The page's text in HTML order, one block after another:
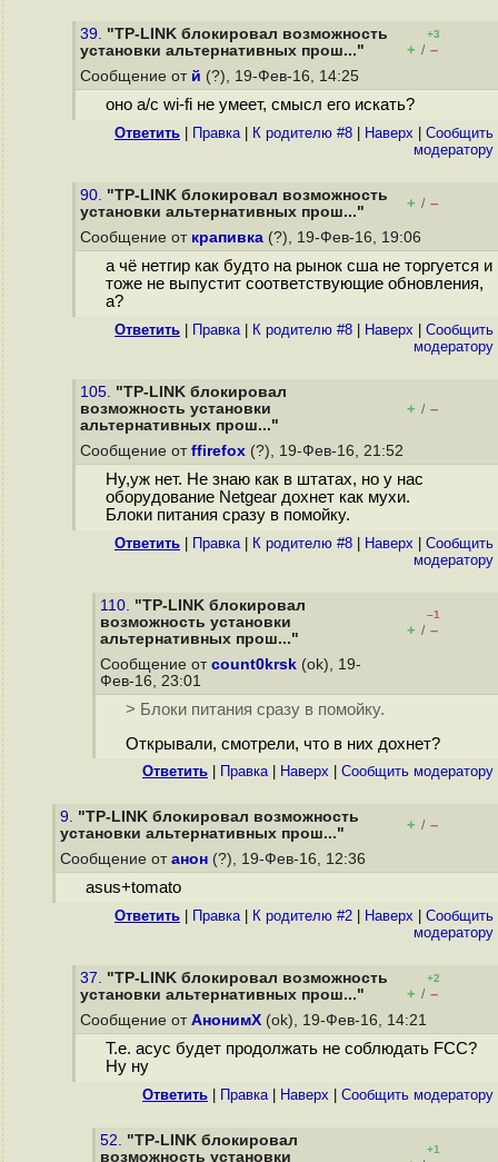
39. "TP-LINK блокировал возможность
установки альтернативных прош..."
+3
+ / –
Сообщение от й (?), 19-Фев-16, 14:25
оно a/c wi-fi не умеет, смысл его искать?
Ответить Правка| К родителю #8 Наверх
Cообщить
модератору
90. "TP-LINK блокировал возможность
установки альтернативных прош..."
+ / –
Сообщение от крапивка (?), 19-Фев-16, 19:06
а чё нетгир как будто на рынок сша не торгуется и
тоже не выпустит соответствующие обновления,
а?
Ответить Правка| К родителю #8 Наверх
Cообщить
модератору
105. "TP-LINK блокировал
возможность установки
альтернативных прош..."
+ / –
Сообщение от ffirefox (?), 19-Фев-16, 21:52
Ну,уж нет. Не знаю как в штатах, но у нас
оборудование Netgear дохнет как мухи.
Блоки питания сразу в помойку.
Ответить Правка| К родителю #8 Наверх
Cообщить
модератору
110. "TP-LINK блокировал
возможность установки
альтернативных прош..."
–1
+ / –
Сообщение от count0krsk (ok), 19-
Фев-16, 23:01
> Блоки питания сразу в помойку.
Открывали, смотрели, что в них дохнет?
Ответить Правка| Наверх Cообщить модератору
9. "TP-LINK блокировал возможность
установки альтернативных прош..."
+ / –
Сообщение от анон (?), 19-Фев-16, 12:36
asus+tomato
Ответить Правка| К родителю #2 Наверх
Cообщить
модератору
37. "TP-LINK блокировал возможность
установки альтернативных прош..."
+2
+ / –
Сообщение от АнонимХ (ok), 19-Фев-16, 14:21
Т.е. асус будет продолжать не соблюдать FCC?
Ну ну
Ответить Правка| Наверх Cообщить модератору
52. "TP-LINK блокировал
возможность установки
+1